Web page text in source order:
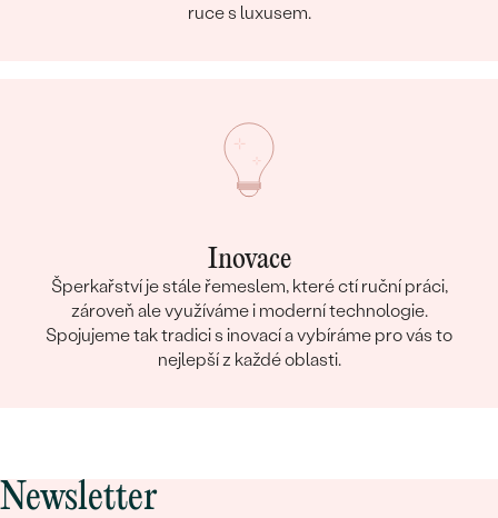
ruce s luxusem.
Inovace
Šperkařství je stále řemeslem, které ctí ruční práci,
zároveň ale využíváme i moderní technologie.
Spojujeme tak tradici s inovací a vybíráme pro vás to
nejlepší z každé oblasti.
Newsletter